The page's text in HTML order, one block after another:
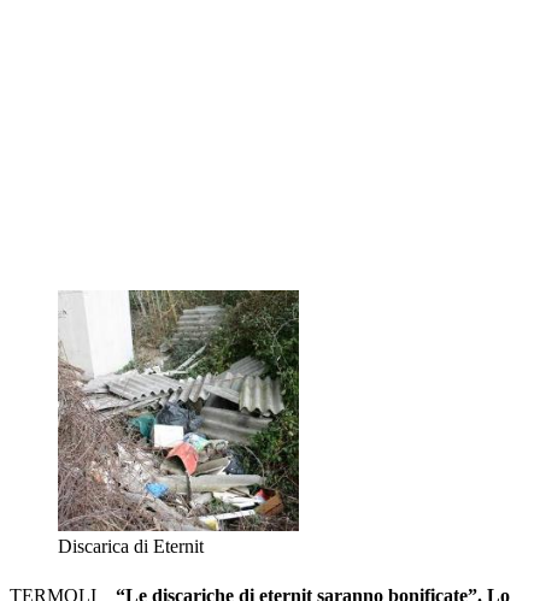
Discarica di Eternit
TERMOLI _ “Le discariche di eternit saranno bonificate”. Lo